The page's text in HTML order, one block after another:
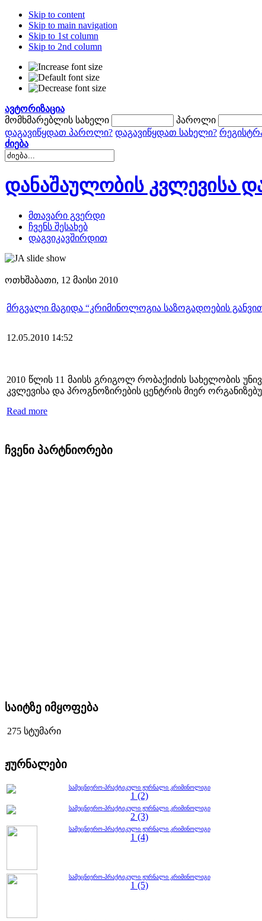
Skip to content
Skip to main navigation
Skip to 1st column
Skip to 2nd column
ავტორიზაცია
მომხმარებლის სახელი
პაროლი
დაგავიწყდათ პაროლი? დაგავიწყდათ სახელი?
ძიება
დანაშაულობის კვლევისა
მთავარი გვერდი
ჩვენს შესახებ
დაგვიკავშირდით
ოთხშაბათი, 12 მაისი 2010
მრგვალი მაგიდა “კრიმინოლოგია საზოგადოების
12.05.2010 14:52
2010 წლის 11 მაისს გრიგოლ რობაქიძის სახელობის
კვლევისა და პროგნოზირების ცენტრის მიერ
Read more
ჩვენი პარტნიორები
საიტზე იმყოფება
275 სტუმარი
ჟურნალები
სამეცნიერო-პრაქტიკული ჟურნალი კრიმინოლიგი
1 (2)
სამეცნიერო-პრაქტიკული ჟურნალი კრიმინოლიგი
2 (3)
სამეცნიერო-პრაქტიკული ჟურნალი კრიმინოლიგი
1 (4)
სამეცნიერო-პრაქტიკული ჟურნალი კრიმინოლიგი
1 (5)